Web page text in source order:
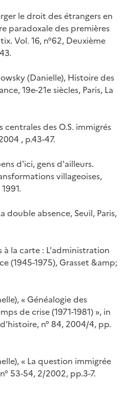
le droit des étrangers en
paradoxale des premières
. Vol. 16, n°62, Deuxième
(Danielle), Histoire des
19e-21e siècles, Paris, La
centrales des O.S. immigrés
, p.43-47.
d'ici, gens d'ailleurs.
villageoises,
double absence, Seuil, Paris,
à la carte : L'administration
(1945-1975), Grasset &amp;
« Généalogie des
de crise (1971-1981) », in
, n° 84, 2004/4, pp.
« La question immigrée
n° 53-54, 2/2002, pp.3-7.